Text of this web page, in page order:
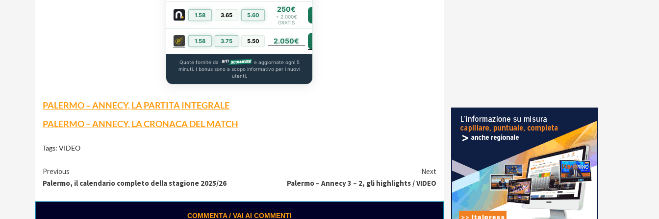
1.58 3.65 5.60
250€
+ 2.000€
GRATIS
1.58 3.75 5.50 2.050€
Quote fornite da
e aggiornate ogni 5
minuti. I bonus sono a scopo informativo per i nuovi
utenti.
PALERMO – ANNECY, LA PARTITA INTEGRALE
PALERMO – ANNECY, LA CRONACA DEL MATCH
Tags: VIDEO
Continue
Reading
Previous
Palermo, il calendario completo della stagione 2025/26
Next
Palermo – Annecy 3 – 2, gli highlights / VIDEO
COMMENTA / VAI AI COMMENTI